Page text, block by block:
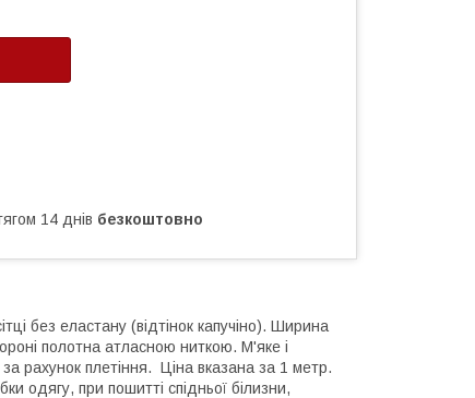
14 днів безкоштовно
без еластану (відтінок капучіно). Ширина
полотна атласною ниткою. М'яке і
рахунок плетіння. Ціна вказана за 1 метр.
одягу, при пошитті спідньої білизни,